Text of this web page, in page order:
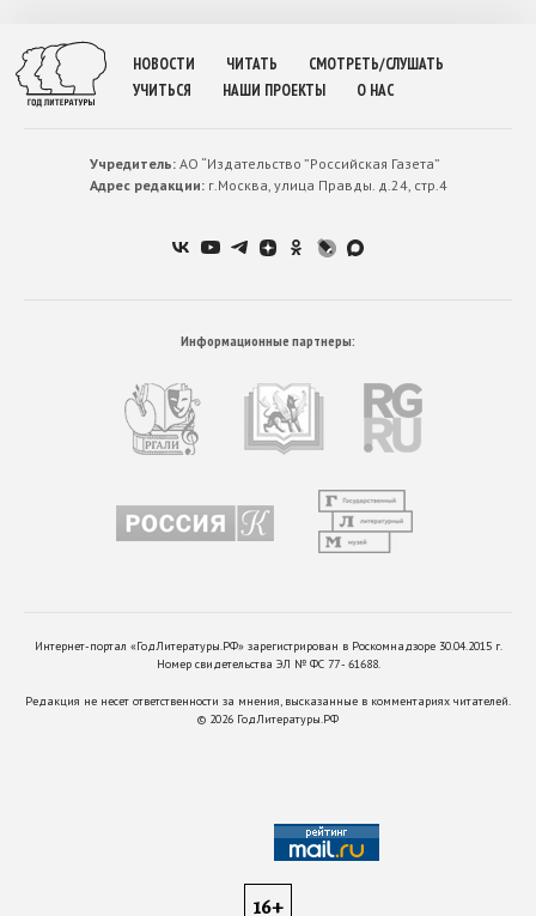
НОВОСТИ ЧИТАТЬ
СМОТРЕТЬ/СЛУШАТЬ
УЧИТЬСЯ
НАШИ ПРОЕКТЫ О НАС
Учредитель:АО “Издательство ”Российская Газета”
Адрес редакции:г.Москва, улица Правды. д.24, стр.4
Информационные партнеры:
Интернет-портал «ГодЛитературы.РФ» зарегистрирован в Роскомнадзоре 30.04.2015 г.
Номер свидетельства ЭЛ № ФС 77 - 61688.
Редакция не несет ответственности за мнения, высказанные в комментариях читателей.
© 2026 ГодЛитературы.РФ
16+